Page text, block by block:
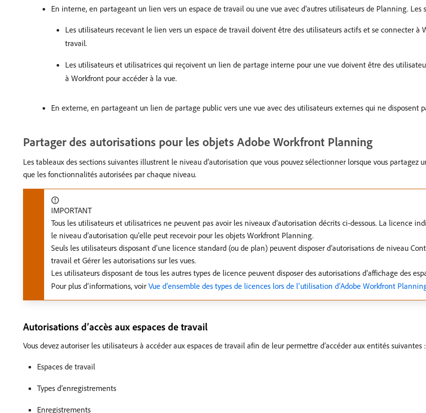
En interne, en partageant un lien vers un espace de travail ou une vue avec d’autres utilisateurs de Planning. Les
Les utilisateurs recevant le lien vers un espace de travail doivent être des utilisateurs actifs et se connecter à
travail.
Les utilisateurs et utilisatrices qui reçoivent un lien de partage interne pour une vue doivent être des
à Workfront pour accéder à la vue.
En externe, en partageant un lien de partage public vers une vue avec des utilisateurs externes qui ne disposent
Partager des autorisations pour les objets Adobe Workfront Planning
Les tableaux des sections suivantes illustrent le niveau d’autorisation que vous pouvez sélectionner lorsque vous partagez
que les fonctionnalités autorisées par chaque niveau.
IMPORTANT
Tous les utilisateurs et utilisatrices ne peuvent pas avoir les niveaux d’autorisation décrits ci-dessous. La licence
le niveau d’autorisation qu’elle peut recevoir pour les objets Workfront Planning.
Seuls les utilisateurs disposant d’une licence standard (ou de plan) peuvent disposer d’autorisations de niveau
travail et Gérer les autorisations sur les vues.
Les utilisateurs disposant de tous les autres types de licence peuvent disposer des autorisations d’affichage des
Pour plus d’informations, voir Vue d’ensemble des types de licences lors de l’utilisation d’Adobe Workfront
Autorisations d’accès aux espaces de travail
Vous devez autoriser les utilisateurs à accéder aux espaces de travail afin de leur permettre d’accéder aux entités suivantes :
Espaces de travail
Types d’enregistrements
Enregistrements